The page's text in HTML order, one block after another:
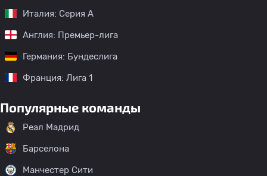
Италия: Серия А
Англия: Премьер-лига
Германия: Бундеслига
Франция: Лига 1
Популярные команды
Реал Мадрид
Барселона
Манчестер Сити